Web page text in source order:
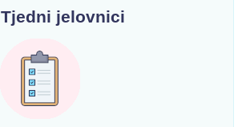
Tjedni jelovnici